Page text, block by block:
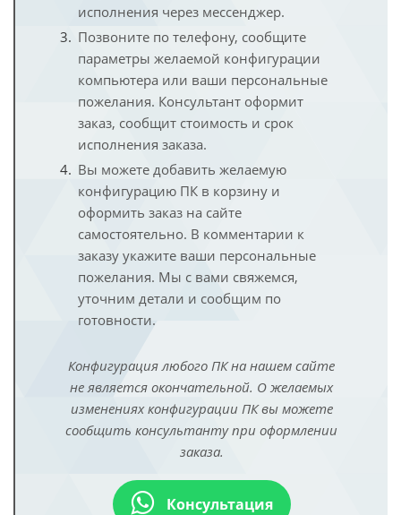
исполнения через мессенджер.
Позвоните по телефону, сообщите
параметры желаемой конфигурации
компьютера или ваши персональные
пожелания. Консультант оформит
заказ, сообщит стоимость и срок
исполнения заказа.
Вы можете добавить желаемую
конфигурацию ПК в корзину и
оформить заказ на сайте
самостоятельно. В комментарии к
заказу укажите ваши персональные
пожелания. Мы с вами свяжемся,
уточним детали и сообщим по
готовности.
Конфигурация любого ПК на нашем сайте
не является окончательной. О желаемых
изменениях конфигурации ПК вы можете
сообщить консультанту при оформлении
заказа.
Консультация